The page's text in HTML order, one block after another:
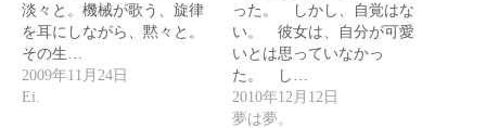
淡々と。機械が歌う、旋律
を耳にしながら、黙々と。
その生…
2009年11月24日
Ei.
った。 しかし、自覚はな
い。 彼女は、自分が可愛
いとは思っていなかっ
た。 し…
2010年12月12日
夢は夢。